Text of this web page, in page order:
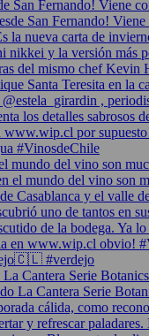
San Fernando! Viene
mundo del vino son
La Cantera Serie